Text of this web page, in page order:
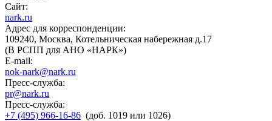
Сайт:
nark.ru
Адрес для корреспонденции:
109240, Москва, Котельническая набережная д.17
(В РСПП для АНО «НАРК»)
E-mail:
nok-nark@nark.ru
Пресс-служба:
pr@nark.ru
Пресс-служба:
+7 (495) 966-16-86 (доб. 1019 или 1026)